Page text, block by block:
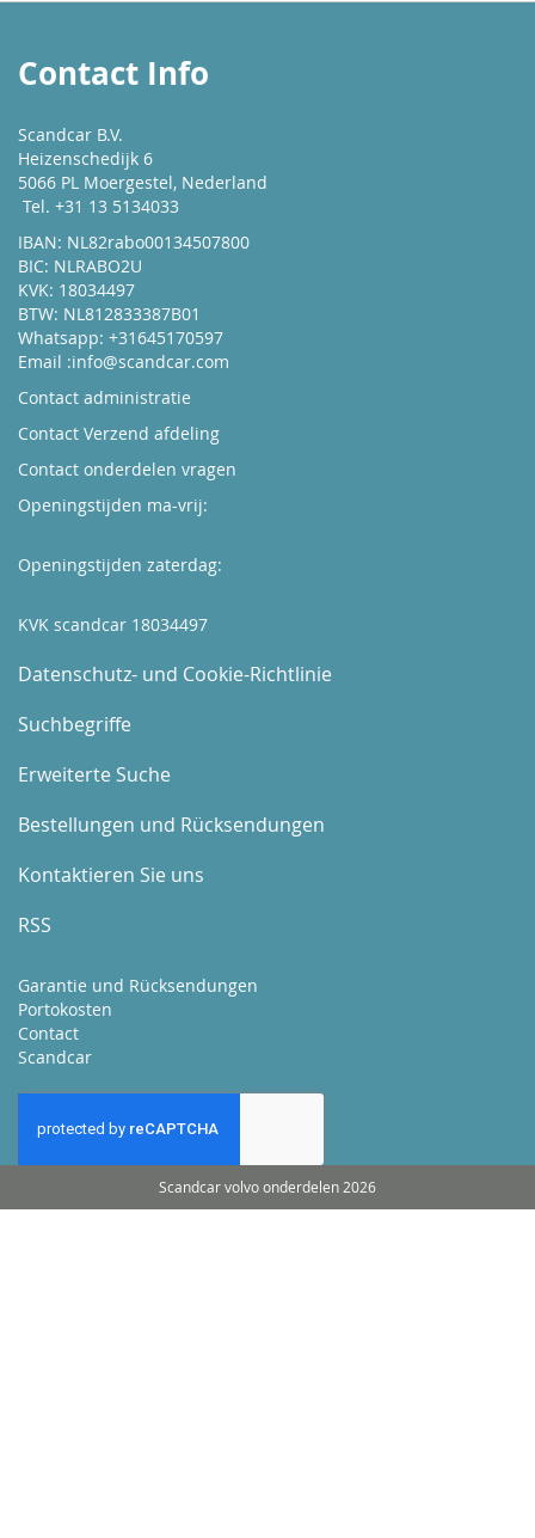
Contact Info
Scandcar B.V.
Heizenschedijk 6
5066 PL Moergestel, Nederland
Tel. +31 13 5134033
IBAN: NL82rabo00134507800
BIC: NLRABO2U
KVK: 18034497
BTW: NL812833387B01
Whatsapp: +31645170597
Email :info@scandcar.com
Contact administratie
Contact Verzend afdeling
Contact onderdelen vragen
Openingstijden ma-vrij:
Openingstijden zaterdag:
KVK scandcar 18034497
Datenschutz- und Cookie-Richtlinie
Suchbegriffe
Erweiterte Suche
Bestellungen und Rücksendungen
Kontaktieren Sie uns
RSS
Garantie und Rücksendungen
Portokosten
Contact
Scandcar
Scandcar volvo onderdelen 2026